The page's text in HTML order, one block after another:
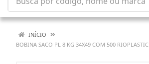
INÍCIO
BOBINA SACO PL 8 KG 34X49 COM 500 RIOPLASTIC